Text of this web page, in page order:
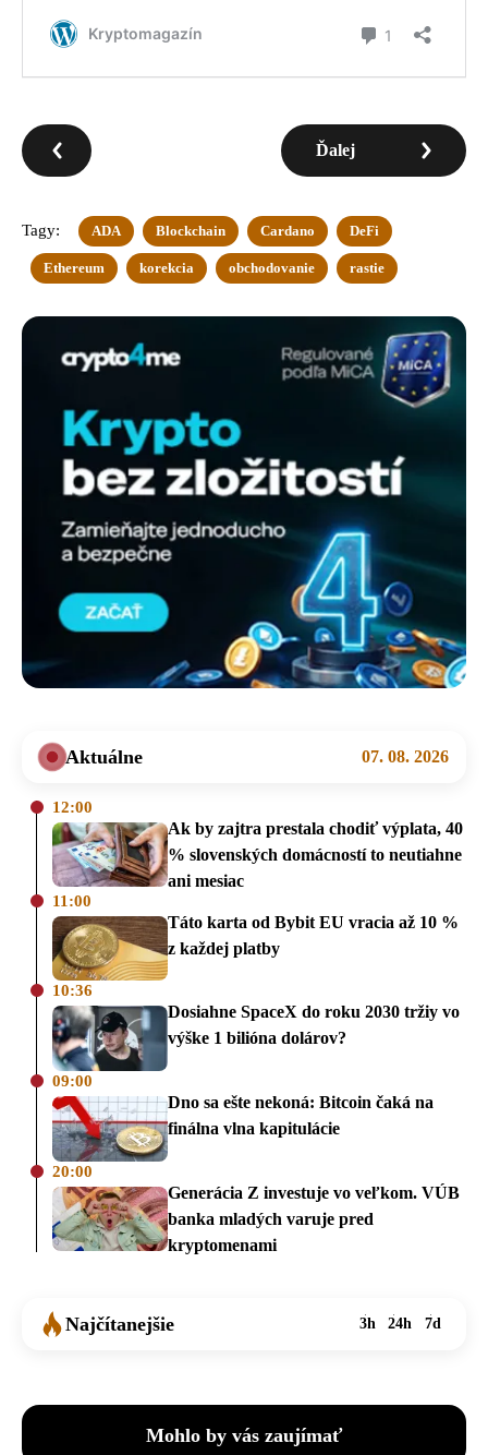
Ďalej
Tagy: ADA Blockchain Cardano DeFi
Ethereum korekcia obchodovanie rastie
Aktuálne 07. 08. 2026
12:00
Ak by zajtra prestala chodiť výplata, 40
% slovenských domácností to neutiahne
ani mesiac
11:00
Táto karta od Bybit EU vracia až 10 %
z každej platby
10:36
Dosiahne SpaceX do roku 2030 tržiy vo
výške 1 bilióna dolárov?
09:00
Dno sa ešte nekoná: Bitcoin čaká na
finálna vlna kapitulácie
20:00
Generácia Z investuje vo veľkom. VÚB
banka mladých varuje pred
kryptomenami
Najčítanejšie 3h 24h 7d
Mohlo by vás zaujímať